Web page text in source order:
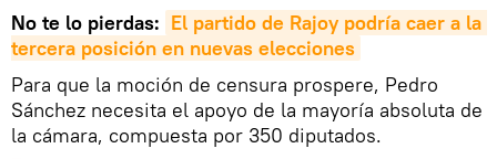
No te lo pierdas: El partido de Rajoy podría caer a la
tercera posición en nuevas elecciones
Para que la moción de censura prospere, Pedro
Sánchez necesita el apoyo de la mayoría absoluta de
la cámara, compuesta por 350 diputados.